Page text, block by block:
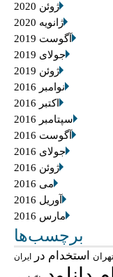
ژوئن 2020
ژانویه 2020
آگوست 2019
جولای 2019
ژوئن 2019
نوامبر 2016
اکتبر 2016
سپتامبر 2016
آگوست 2016
جولای 2016
ژوئن 2016
می 2016
آوریل 2016
مارس 2016
برچسب‌ها
استخدام در ایران